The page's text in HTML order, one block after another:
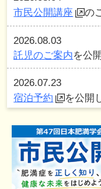
市民公開講座
の
2026.08.03
託児のご案内を公
2026.07.23
宿泊予約
を公開
2026.06.04
演題募集を締め切
きありがとうござ
2026.05.28